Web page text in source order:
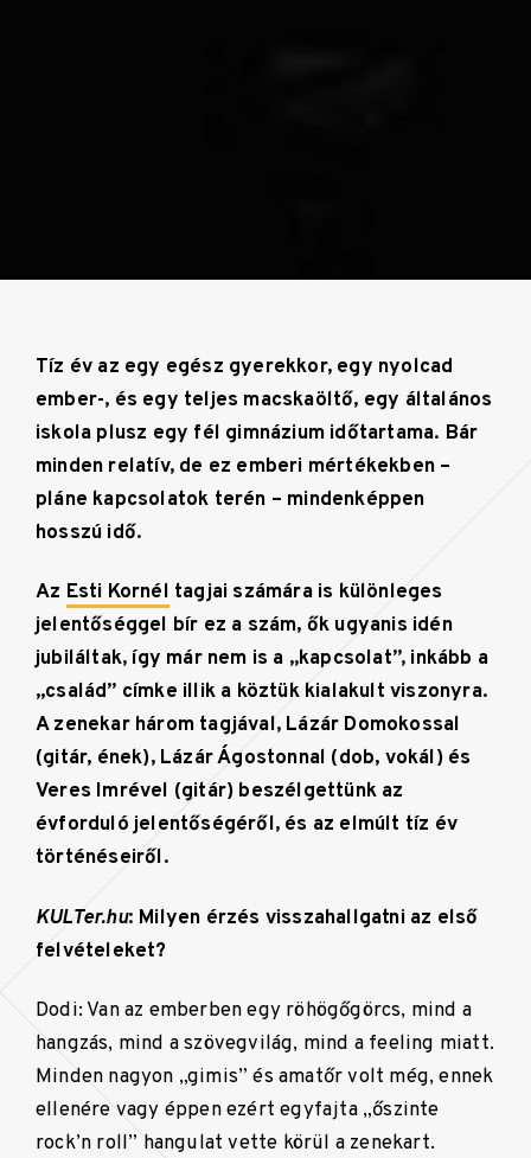
Tíz év az egy egész gyerekkor, egy nyolcad
ember-, és egy teljes macskaöltő, egy általános
iskola plusz egy fél gimnázium időtartama. Bár
minden relatív, de ez emberi mértékekben –
pláne kapcsolatok terén – mindenképpen
hosszú idő.
Az Esti Kornél tagjai számára is különleges
jelentőséggel bír ez a szám, ők ugyanis idén
jubiláltak, így már nem is a „kapcsolat”, inkább a
„család” címke illik a köztük kialakult viszonyra.
A zenekar három tagjával, Lázár Domokossal
(gitár, ének), Lázár Ágostonnal (dob, vokál) és
Veres Imrével (gitár) beszélgettünk az
évforduló jelentőségéről, és az elmúlt tíz év
történéseiről.
KULTer.hu: Milyen érzés visszahallgatni az első
felvételeket?
Dodi: Van az emberben egy röhögőgörcs, mind a
hangzás, mind a szövegvilág, mind a feeling miatt.
Minden nagyon „gimis” és amatőr volt még, ennek
ellenére vagy éppen ezért egyfajta „őszinte
rock’n roll” hangulat vette körül a zenekart.